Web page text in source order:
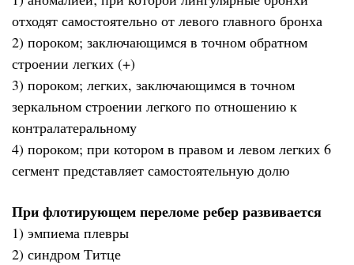
отходят самостоятельно от левого главного бронха
2) пороком; заключающимся в точном обратном
строении легких (+)
3) пороком; легких, заключающимся в точном
зеркальном строении легкого по отношению к
контралатеральному
4) пороком; при котором в правом и левом легких 6
сегмент представляет самостоятельную долю
При флотирующем переломе ребер развивается
1) эмпиема плевры
2) синдром Титце